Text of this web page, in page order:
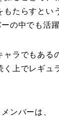
もたらすとい
の中でも活躍
ャラでもある
く上でレギュ
ンバーは、